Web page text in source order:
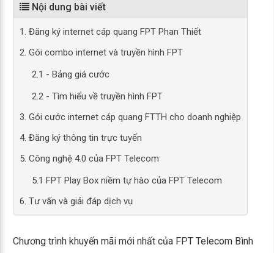
Nội dung bài viết
1. Đăng ký internet cáp quang FPT Phan Thiết
2. Gói combo internet và truyền hình FPT
2.1 - Bảng giá cước
2.2 - Tìm hiểu về truyền hình FPT
3. Gói cước internet cáp quang FTTH cho doanh nghiệp
4. Đăng ký thông tin trực tuyến
5. Công nghệ 4.0 của FPT Telecom
5.1 FPT Play Box niềm tự hào của FPT Telecom
6. Tư vấn và giải đáp dịch vụ
Chương trình khuyến mãi mới nhất của FPT Telecom Bình